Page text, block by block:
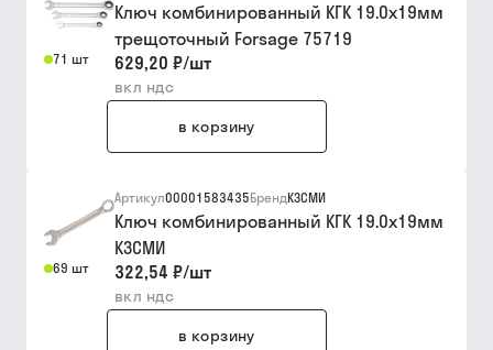
71 шт
Ключ комбинированный КГК 19.0х19мм
трещоточный Forsage 75719
629,20 ₽/шт
вкл ндс
в корзину
69 шт
Артикул00001583435БрендКЗСМИ
Ключ комбинированный КГК 19.0х19мм
КЗСМИ
322,54 ₽/шт
вкл ндс
в корзину